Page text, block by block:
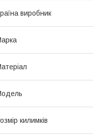
виробник
килимків